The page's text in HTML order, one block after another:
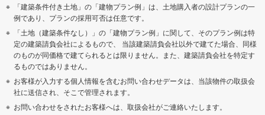
「建築条件付き土地」の「建物プラン例」は、土地購入者の設計プランの一
例であり、プランの採用可否は任意です。
「土地（建築条件なし）」の「建物プラン例」に関して、そのプラン例は特
定の建築請負会社によるもので、 当該建築請負会社以外で建てた場合、同様
のものが同価格で建てられるとは限りません。また、建築請負会社を特定す
るものではありません。
お客様が入力する個人情報を含むお問い合わせデータは、当該物件の取扱会
社に送信され、そこで管理されます。
お問い合わせをされたお客様へは、取扱会社がご連絡いたします。